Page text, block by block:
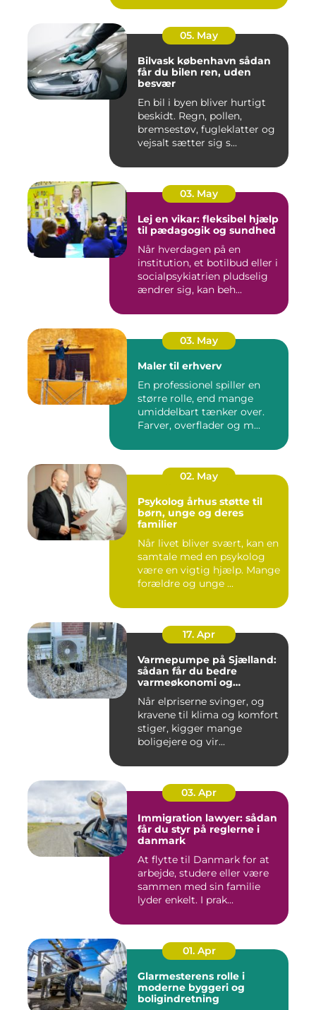
05. May
Bilvask københavn sådan
får du bilen ren, uden
besvær
En bil i byen bliver hurtigt
beskidt. Regn, pollen,
bremsestøv, fugleklatter og
vejsalt sætter sig s...
03. May
Lej en vikar: fleksibel hjælp
til pædagogik og sundhed
Når hverdagen på en
institution, et botilbud eller i
socialpsykiatrien pludselig
ændrer sig, kan beh...
03. May
Maler til erhverv
En professionel spiller en
større rolle, end mange
umiddelbart tænker over.
Farver, overflader og m...
02. May
Psykolog århus støtte til
børn, unge og deres
familier
Når livet bliver svært, kan en
samtale med en psykolog
være en vigtig hjælp. Mange
forældre og unge ...
17. Apr
Varmepumpe på Sjælland:
sådan får du bedre
varmeøkonomi og
Når elpriserne svinger, og
kravene til klima og komfort
stiger, kigger mange
boligejere og vir...
03. Apr
Immigration lawyer: sådan
får du styr på reglerne i
danmark
At flytte til Danmark for at
arbejde, studere eller være
sammen med sin familie
lyder enkelt. I prak...
01. Apr
Glarmesterens rolle i
moderne byggeri og
boligindretning